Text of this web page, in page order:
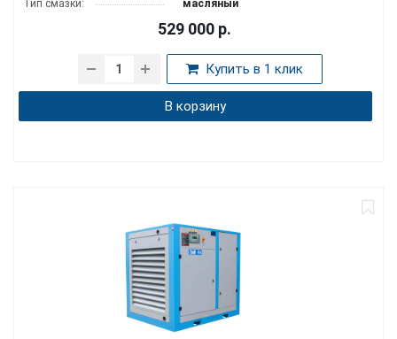
Тип смазки:
масляный
529 000 р.
Купить в 1 клик
В корзину